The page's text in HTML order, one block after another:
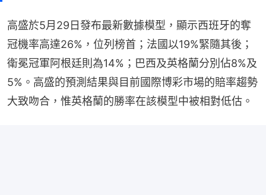
高盛於5月29日發布最新數據模型，顯示西班牙的奪
冠機率高達26%，位列榜首；法國以19%緊隨其後；
衛冕冠軍阿根廷則為14%；巴西及英格蘭分別佔8%及
5%。高盛的預測結果與目前國際博彩市場的賠率趨勢
大致吻合，惟英格蘭的勝率在該模型中被相對低估。